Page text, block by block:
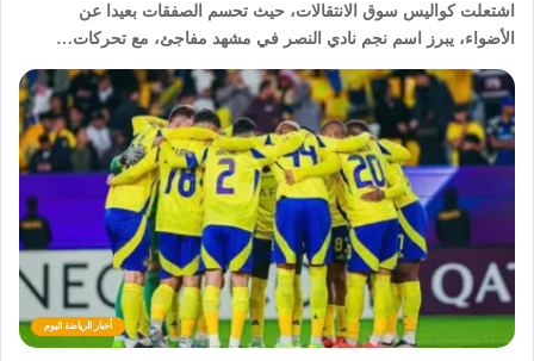
اشتعلت كواليس سوق الانتقالات، حيث تحسم الصفقات بعيدا عن
الأضواء، يبرز اسم نجم نادي النصر في مشهد مفاجئ، مع تحركات…
أخبار الرياضة اليوم